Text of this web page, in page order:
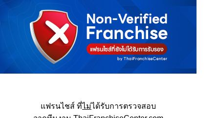
แฟรนไชส์ ที่ไม่ได้รับการตรวจสอบ